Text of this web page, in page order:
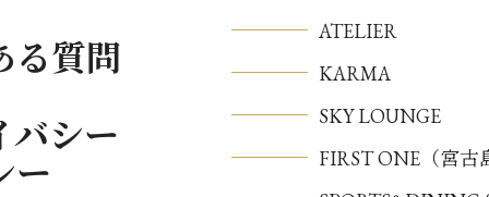
る質問
バシー
ー
ATELIER
KARMA
SKY LOUNGE
FIRST ONE（宮古